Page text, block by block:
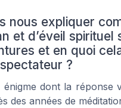
nous expliquer
et d’éveil spirituel
et en quoi
?
énigme dont la réponse
des années de